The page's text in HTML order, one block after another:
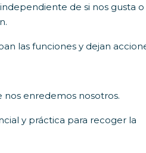
de si nos gusta o
las funciones y dejan
enredemos nosotros.
y práctica para recoger la